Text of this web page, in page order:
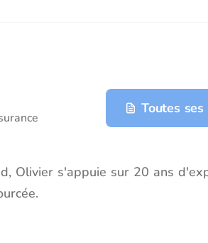
Toutes
Olivier s'appuie sur 20 ans